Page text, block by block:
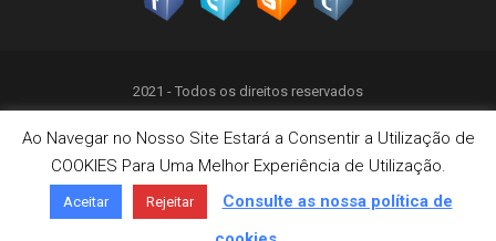
2021 - Todos os direitos reservados
Política de Privacidade
Termos & Condições
Política de Cookies
Livro de Reclamações on-line
Ao Navegar no Nosso Site Estará a Consentir a Utilização de
COOKIES Para Uma Melhor Experiência de Utilização.
Aceitar Rejeitar
Consulte as nossa política de